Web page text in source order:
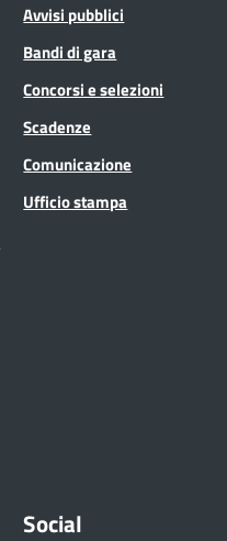
Avvisi pubblici
Bandi di gara
Concorsi e selezioni
Scadenze
Comunicazione
Ufficio stampa
Social